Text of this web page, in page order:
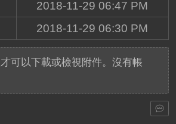
2018-11-29 06:47 PM
2018-11-29 06:30 PM
才可以下載或檢視附件。沒有帳